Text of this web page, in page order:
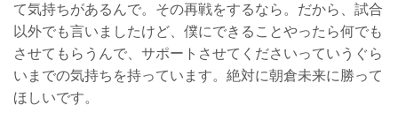
て気持ちがあるんで。その再戦をするなら。だから、試合
以外でも言いましたけど、僕にできることやったら何でも
させてもらうんで、サポートさせてくださいっていうぐら
いまでの気持ちを持っています。絶対に朝倉未来に勝って
ほしいです。